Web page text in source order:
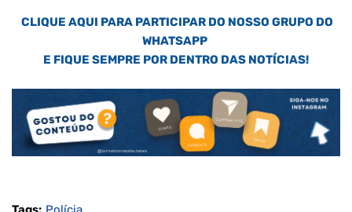
CLIQUE AQUI PARA PARTICIPAR DO NOSSO GRUPO DO
WHATSAPP
E FIQUE SEMPRE POR DENTRO DAS NOTÍCIAS!